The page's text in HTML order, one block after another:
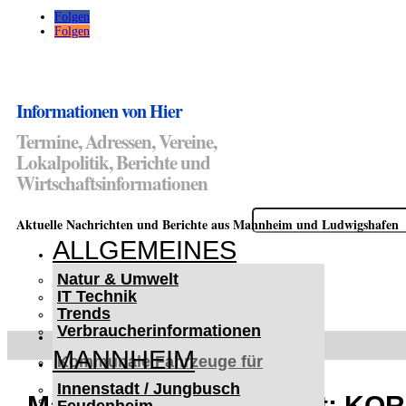
Folgen
Folgen
Informationen von Hier
Termine, Adressen, Vereine,
Lokalpolitik, Berichte und
Wirtschaftsinformationen
Suchen
nach:
Aktuelle Nachrichten und Berichte aus Mannheim und Ludwigshafen
ALLGEMEINES
Natur & Umwelt
IT Technik
Trends
Verbraucherinformationen
MANNHEIM
Innenstadt / Jungbusch
< UKRAINE >
Kommunale Fahrzeuge für
Czernowitz
Nutzfahrzeuge für Czernowitz